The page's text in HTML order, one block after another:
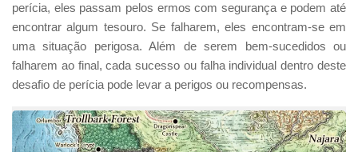
perícia, eles passam pelos ermos com segurança e podem até
encontrar algum tesouro. Se falharem, eles encontram-se em
uma situação perigosa. Além de serem bem-sucedidos ou
falharem ao final, cada sucesso ou falha individual dentro deste
desafio de perícia pode levar a perigos ou recompensas.